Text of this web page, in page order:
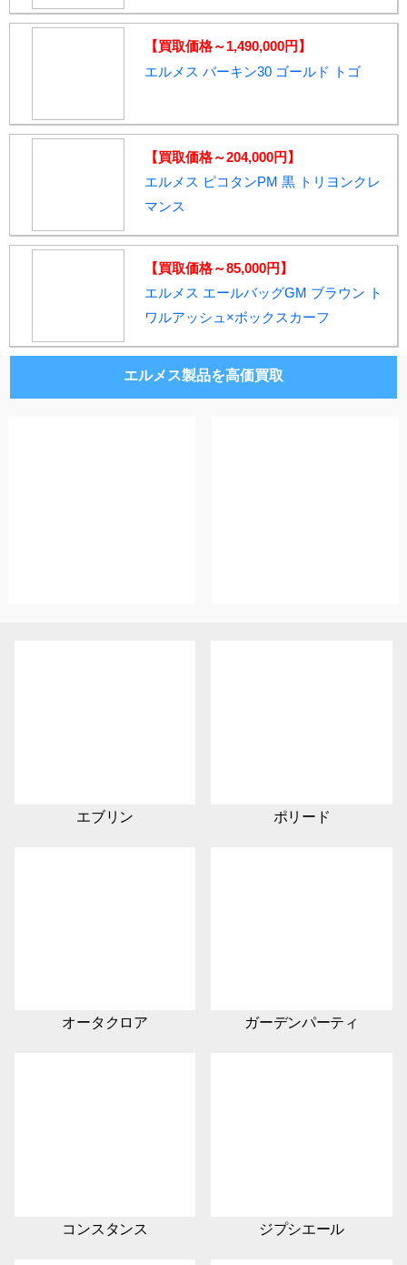
【買取価格～1,490,000円】
エルメス バーキン30 ゴールド トゴ
【買取価格～204,000円】
エルメス ピコタンPM 黒 トリヨンクレ
マンス
【買取価格～85,000円】
エルメス エールバッグGM ブラウン ト
ワルアッシュ×ボックスカーフ
エルメス製品を高価買取
エブリン ポリード
オータクロア ガーデンパーティ
コンスタンス ジプシエール